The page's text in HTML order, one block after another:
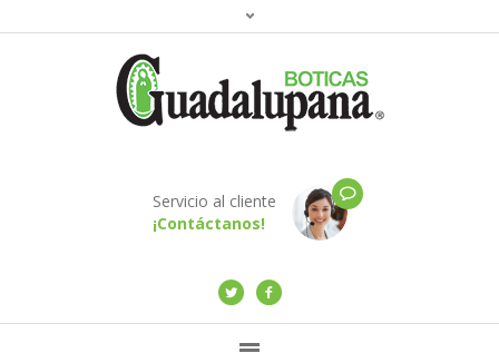
Servicio al cliente
¡Contáctanos!